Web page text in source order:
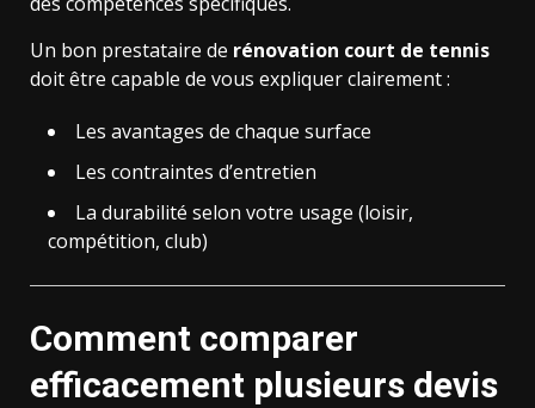
Un bon prestataire de rénovation court de tennis
doit être capable de vous expliquer clairement :
Les avantages de chaque surface
Les contraintes d’entretien
La durabilité selon votre usage (loisir,
compétition, club)
Comment comparer
efficacement plusieurs devis